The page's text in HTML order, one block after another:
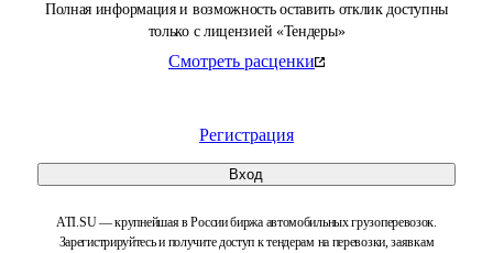
Полная информация и возможность оставить отклик доступны
только с лицензией «Тендеры»
Смотреть расценки
Регистрация
Вход
ATI.SU — крупнейшая в России биржа автомобильных грузоперевозок.
Зарегистрируйтесь и получите доступ к тендерам на перевозки, заявкам